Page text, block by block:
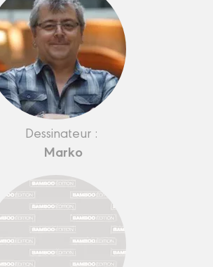
Dessinateur :
Marko